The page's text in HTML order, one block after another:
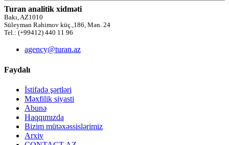
Turan analitik xidməti
Bakı, AZ1010
Süleyman Rəhimov küç.,186, Mən. 24
Tel.: (+99412) 440 11 96
agency@turan.az
Faydalı
İstifadə şərtləri
Məxfilik siyasti
Abunə
Haqqımızda
Bizim mütəxəssislərimiz
Arxiv